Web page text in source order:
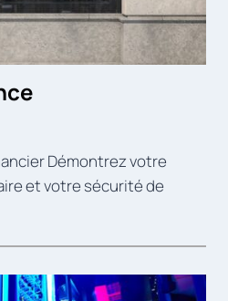
Démontrez votre
et votre sécurité de